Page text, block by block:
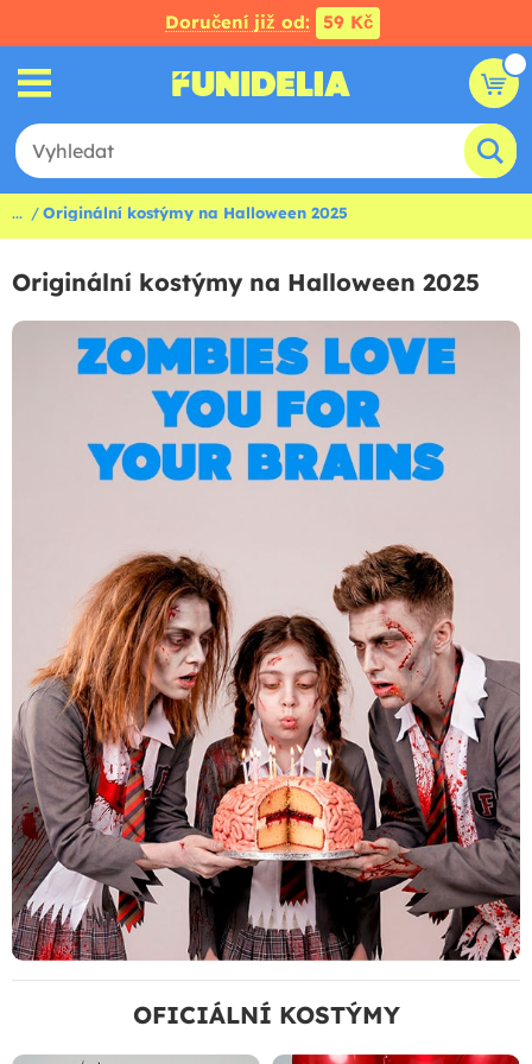
Doručení již od: 59 Kč
... Originální kostýmy na Halloween 2025
Originální kostýmy na Halloween 2025
OFICIÁLNÍ KOSTÝMY